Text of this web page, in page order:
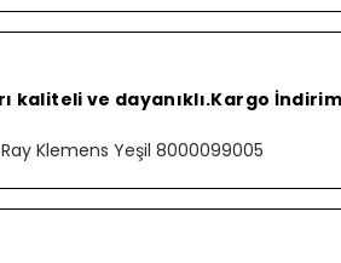
kaliteli ve dayanıklı.Kargo
Ray Klemens Yeşil 8000099005